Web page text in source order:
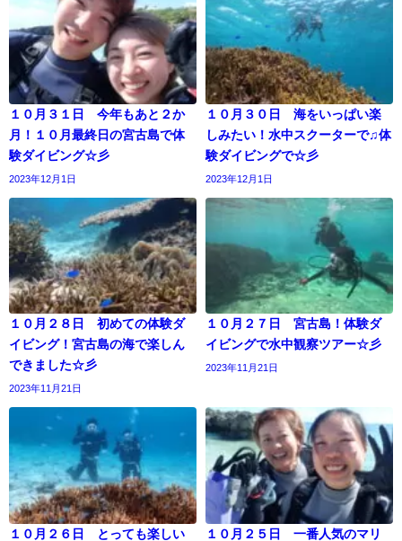
１０月３１日 今年もあと２か
月！１０月最終日の宮古島で体
験ダイビング☆彡
2023年12月1日
１０月３０日 海をいっぱい楽
しみたい！水中スクーターで♫体
験ダイビングで☆彡
2023年12月1日
１０月２８日 初めての体験ダ
イビング！宮古島の海で楽しん
できました☆彡
2023年11月21日
１０月２７日 宮古島！体験ダ
イビングで水中観察ツアー☆彡
2023年11月21日
１０月２６日 とっても楽しい
１０月２５日 一番人気のマリ